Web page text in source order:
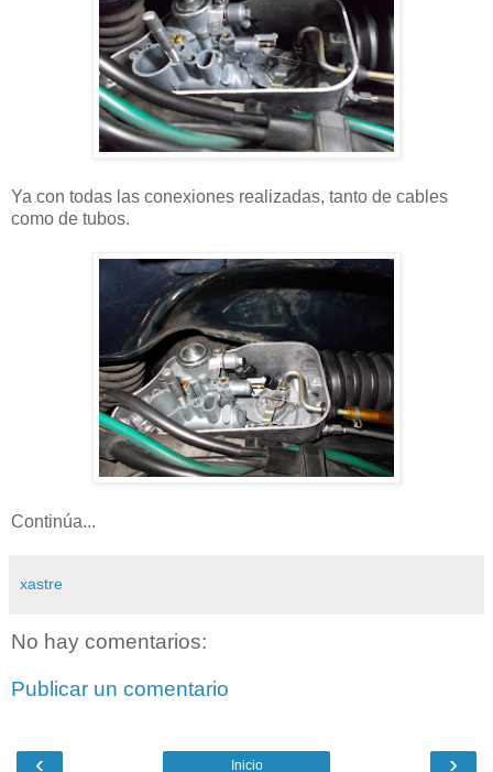
Ya con todas las conexiones realizadas, tanto de cables
como de tubos.
Continúa...
xastre
No hay comentarios:
Publicar un comentario
‹ ›
Inicio